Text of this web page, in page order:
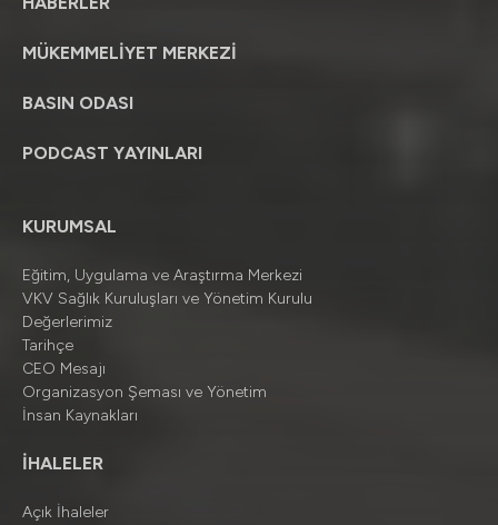
MÜKEMMELİYET MERKEZİ
BASIN ODASI
PODCAST YAYINLARI
KURUMSAL
Eğitim, Uygulama ve Araştırma Merkezi
VKV Sağlık Kuruluşları ve Yönetim Kurulu
Değerlerimiz
Tarihçe
CEO Mesajı
Organizasyon Şeması ve Yönetim
İnsan Kaynakları
İHALELER
Açık İhaleler